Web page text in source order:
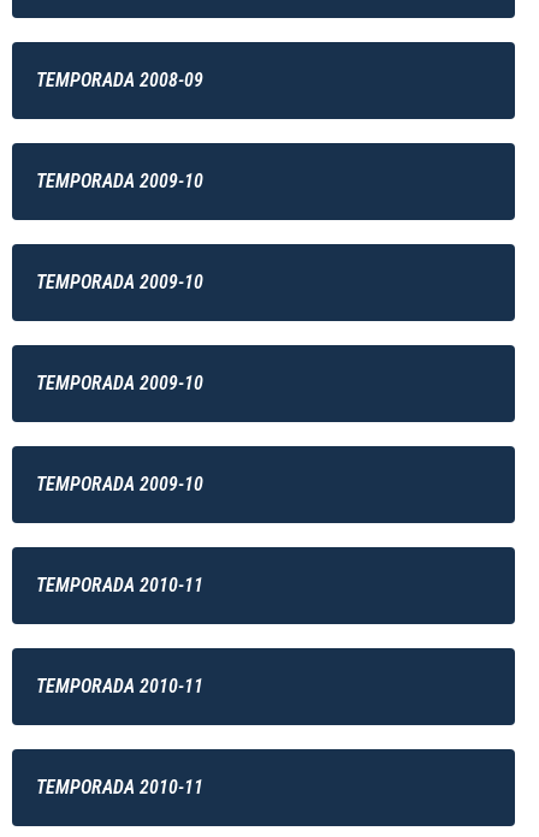
TEMPORADA 2008-09
TEMPORADA 2009-10
TEMPORADA 2009-10
TEMPORADA 2009-10
TEMPORADA 2009-10
TEMPORADA 2010-11
TEMPORADA 2010-11
TEMPORADA 2010-11